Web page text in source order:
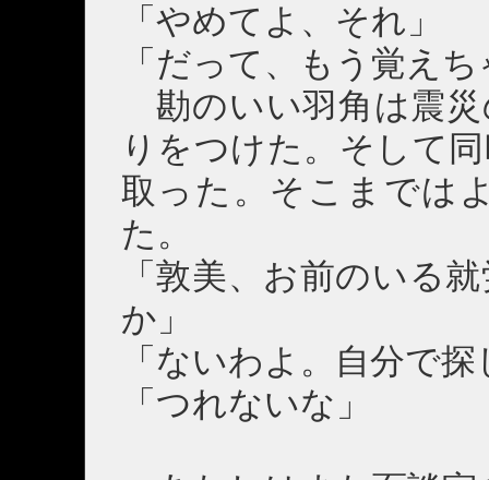
「やめてよ、それ」
「だって、もう覚え
勘のいい羽角は震災
りをつけた。そして
取った。そこまでは
た。
「敦美、お前のいる
か」
「ないわよ。自分で
「つれないな」